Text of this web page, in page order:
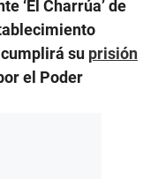
‘El Charrúa’ de
su prisión
el Poder